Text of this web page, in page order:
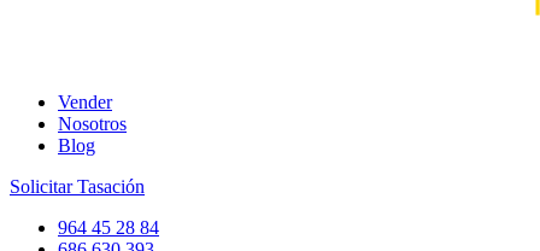
Vender
Nosotros
Blog
Solicitar Tasación
964 45 28 84